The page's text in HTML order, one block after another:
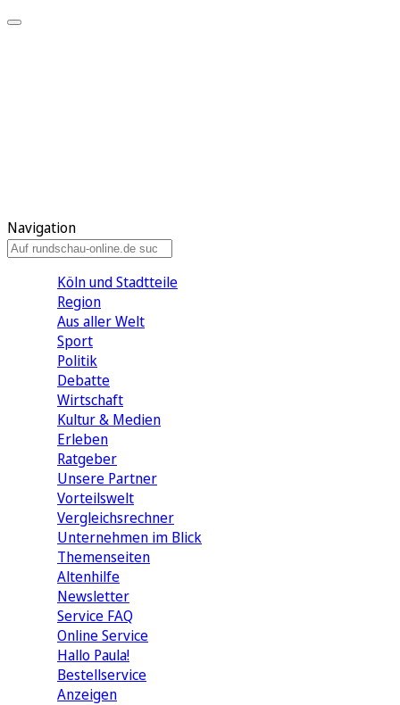
Navigation
Köln und Stadtteile
Region
Aus aller Welt
Sport
Politik
Debatte
Wirtschaft
Kultur & Medien
Erleben
Ratgeber
Unsere Partner
Vorteilswelt
Vergleichsrechner
Unternehmen im Blick
Themenseiten
Altenhilfe
Newsletter
Service FAQ
Online Service
Hallo Paula!
Bestellservice
Anzeigen